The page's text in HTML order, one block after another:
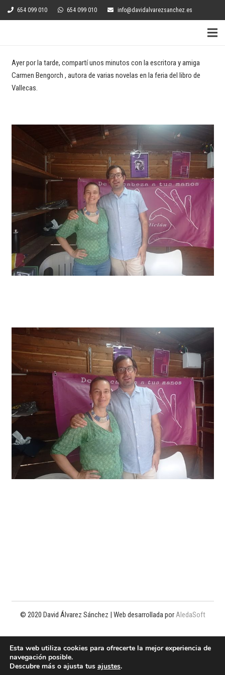
654 099 010 654 099 010 info@davidalvarezsanchez.es
Ayer por la tarde, compartí unos minutos con la escritora y amiga
Carmen Bengorch , autora de varias novelas en la feria del libro de
Vallecas.
© 2020 David Álvarez Sánchez | Web desarrollada porAledaSoft
Política de privacidad
Esta web utiliza cookies para ofrecerte la mejor experiencia de
navegación posible.
Descubre más o ajusta tus ajustes.